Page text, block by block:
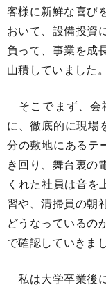
客様に新鮮な喜び
おいて、設備投資
負って、事業を成
山積していました。
そこでまず、会
に、徹底的に現場
分の敷地にあるテ
き回り、舞台裏の
くれた社員は音を
習や、清掃員の朝
どうなっているの
で確認していきまし
私は大学卒業後